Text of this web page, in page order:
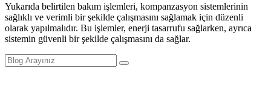
Yukarıda belirtilen bakım işlemleri, kompanzasyon sistemlerinin
sağlıklı ve verimli bir şekilde çalışmasını sağlamak için düzenli
olarak yapılmalıdır. Bu işlemler, enerji tasarrufu sağlarken, ayrıca
sistemin güvenli bir şekilde çalışmasını da sağlar.